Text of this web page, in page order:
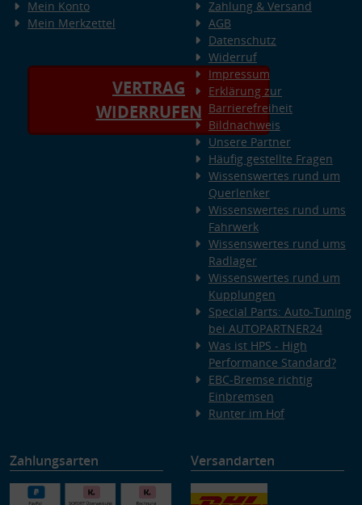
Mein Konto
Mein Merkzettel
VERTRAG
WIDERRUFEN
Zahlung & Versand
AGB
Datenschutz
Widerruf
Impressum
Erklärung zur
Barrierefreiheit
Bildnachweis
Unsere Partner
Häufig gestellte Fragen
Wissenswertes rund um
Querlenker
Wissenswertes rund ums
Fahrwerk
Wissenswertes rund ums
Radlager
Wissenswertes rund um
Kupplungen
Special Parts: Auto-Tuning
bei AUTOPARTNER24
Was ist HPS - High
Performance Standard?
EBC-Bremse richtig
Einbremsen
Runter im Hof
Zahlungsarten Versandarten